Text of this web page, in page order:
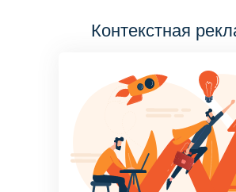
Контекстная